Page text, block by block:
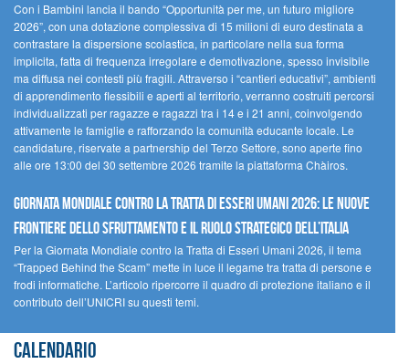
Con i Bambini lancia il bando “Opportunità per me, un futuro migliore
2026”, con una dotazione complessiva di 15 milioni di euro destinata a
contrastare la dispersione scolastica, in particolare nella sua forma
implicita, fatta di frequenza irregolare e demotivazione, spesso invisibile
ma diffusa nei contesti più fragili. Attraverso i “cantieri educativi”, ambienti
di apprendimento flessibili e aperti al territorio, verranno costruiti percorsi
individualizzati per ragazze e ragazzi tra i 14 e i 21 anni, coinvolgendo
attivamente le famiglie e rafforzando la comunità educante locale. Le
candidature, riservate a partnership del Terzo Settore, sono aperte fino
alle ore 13:00 del 30 settembre 2026 tramite la piattaforma Chàiros.
GIORNATA MONDIALE CONTRO LA TRATTA DI ESSERI UMANI 2026: LE NUOVE
FRONTIERE DELLO SFRUTTAMENTO E IL RUOLO STRATEGICO DELL’ITALIA
Per la Giornata Mondiale contro la Tratta di Esseri Umani 2026, il tema
“Trapped Behind the Scam” mette in luce il legame tra tratta di persone e
frodi informatiche. L’articolo ripercorre il quadro di protezione italiano e il
contributo dell’UNICRI su questi temi.
Calendario